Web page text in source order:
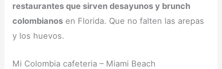
restaurantes que sirven desayunos y brunch
colombianos en Florida. Que no falten las arepas
y los huevos.
Mi Colombia cafeteria – Miami Beach